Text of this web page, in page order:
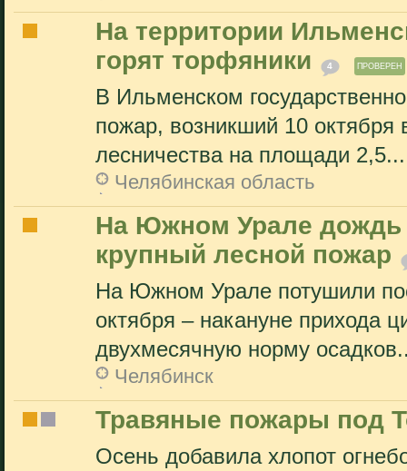
На территории
горят торфяники
4 ПРОВЕРЕН
В Ильменском
пожар, возникший 10 октября
лесничества на площади 2,5...
Челябинская область
На Южном Урале дождь
крупный лесной пожар
На Южном Урале потушили
октября – накануне прихода
двухмесячную норму
Челябинск
Травяные пожары под
Осень добавила хлопот